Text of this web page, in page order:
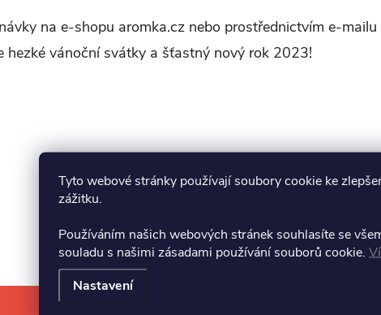
Tyto webové stránky používají soubory cookie ke
zážitku.
Používáním našich webových stránek souhlasíte se
souladu s našimi zásadami používání souborů cookie.
Nastavení
na e-shopu aromka.cz nebo prostřednictvím e-
hezké vánoční svátky a šťastný nový rok 2023!
PŘEDCHOZÍ ČLÁNEK DALŠÍ